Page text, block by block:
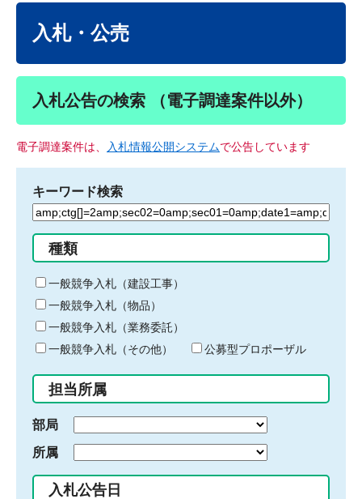
入札・公売
入札公告の検索 （電子調達案件以外）
電子調達案件は、 入札情報公開システムで公告しています
キーワード検索
検
る
キ
ー
ワ
ー
ド
入
力
種類
一般競争入札（建設工事）
一般競争入札（物品）
一般競争入札（業務委託）
一般競争入札（その他）
公募型プロポーザル
担当所属
部局
所属
入札公告日